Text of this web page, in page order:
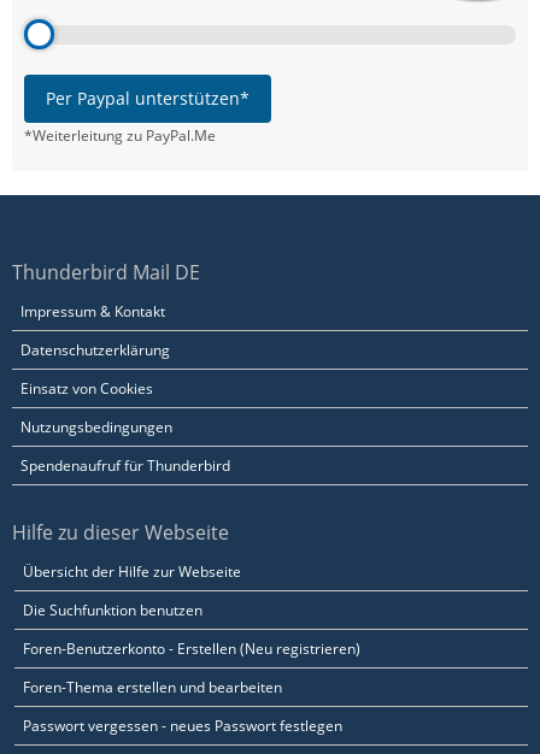
Per Paypal unterstützen*
*Weiterleitung zu PayPal.Me
Thunderbird Mail DE
Impressum & Kontakt
Datenschutzerklärung
Einsatz von Cookies
Nutzungsbedingungen
Spendenaufruf für Thunderbird
Hilfe zu dieser Webseite
Übersicht der Hilfe zur Webseite
Die Suchfunktion benutzen
Foren-Benutzerkonto - Erstellen (Neu registrieren)
Foren-Thema erstellen und bearbeiten
Passwort vergessen - neues Passwort festlegen